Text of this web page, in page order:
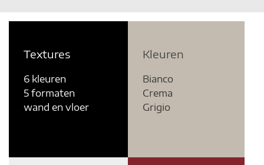
Textures
6 kleuren
5 formaten
wand en vloer
Kleuren
Bianco
Crema
Grigio